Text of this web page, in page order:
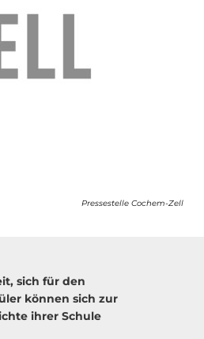
Pressestelle Cochem-Zell
sich für den
können sich zur
ihrer Schule